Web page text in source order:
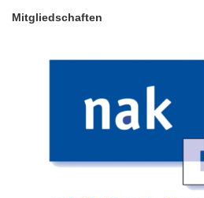
Mitgliedschaften